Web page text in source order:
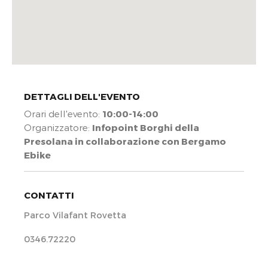
DETTAGLI DELL'EVENTO
Orari dell'evento: 10:00-14:00
Organizzatore: Infopoint Borghi della
Presolana in collaborazione con Bergamo
Ebike
CONTATTI
Parco Vilafant Rovetta
0346.72220